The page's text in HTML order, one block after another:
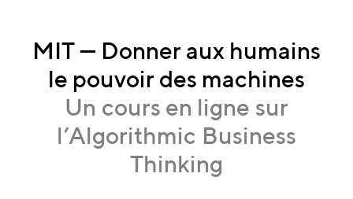
MIT— Donner aux humains
le pouvoir des machines
Un cours en ligne sur
l’Algorithmic Business
Thinking